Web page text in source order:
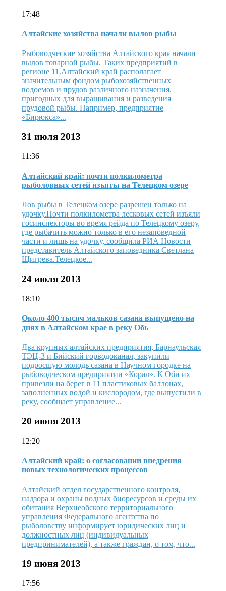
17:48
Алтайские хозяйства начали вылов рыбы
Рыбоводческие хозяйства Алтайского края начали
вылов товарной рыбы. Таких предприятий в
регионе 11.Алтайский край располагает
значительным фондом рыбохозяйственных
водоемов и прудов различного назначения,
пригодных для выращивания и разведения
прудовой рыбы. Например, предприятие
«Бирюкса»...
31 июля 2013
11:36
Алтайский край: почти полкилометра
рыболовных сетей изъяты на Телецком озере
Лов рыбы в Телецком озере разрешен только на
удочку.Почти полкилометра лесковых сетей изъяли
госинспекторы во время рейда по Телецкому озеру,
где рыбачить можно только в его незаповедной
части и лишь на удочку, сообщила РИА Новости
представитель Алтайского заповедника Светлана
Щигрева.Телецкое...
24 июля 2013
18:10
Около 400 тысяч мальков сазана выпущено на
днях в Алтайском крае в реку Обь
Два крупных алтайских предприятия, Барнаульская
ТЭЦ-3 и Бийский горводоканал, закупили
подросшую молодь сазана в Научном городке на
рыбоводческом предприятии «Корал». К Оби их
привезли на берег в 11 пластиковых баллонах,
заполненных водой и кислородом, где выпустили в
реку, сообщает управление...
20 июня 2013
12:20
Алтайский край: о согласовании внедрения
новых технологических процессов
Алтайский отдел государственного контроля,
надзора и охраны водных биоресурсов и среды их
обитания Верхнеобского территориального
управления Федерального агентства по
рыболовству информирует юридических лиц и
должностных лиц (индивидуальных
предпринимателей), а также граждан, о том, что...
19 июня 2013
17:56